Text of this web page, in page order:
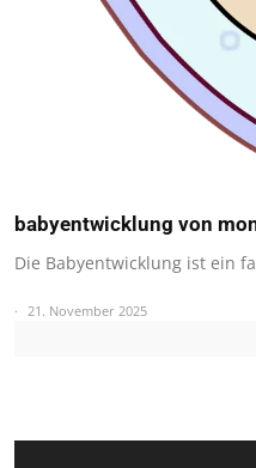
babyentwicklung von
Die Babyentwicklung ist ein
21. November 2025